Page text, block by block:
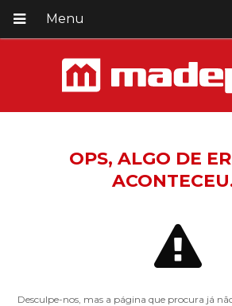
Menu
OPS, ALGO DE
Desculpe-nos, mas a página que procura já